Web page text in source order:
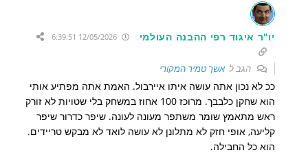
יו"ר איגוד רפי ההבנה העולמי 12/05/2026 6:39:51
הגב לאשך טמיר המקורי
ככ לא נכון אתה עושה איתו איירבול. האמת אתה מפתיע אותי
הוא שחקן כלבבך. מרוכז 100 אחוז במשחק בלי שטויות לא זורק
ראש מתאמץ שומר משתפר מעונה לעונה. שיפר כדרור שיפר
קליעה, אופי חזק לא מתלונן לא עושה לואד לא מבקש טריידים.
הוא כל החבילה.